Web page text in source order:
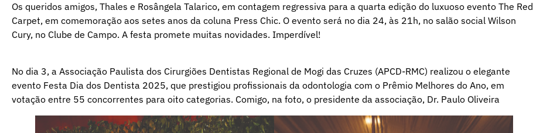
Os queridos amigos, Thales e Rosângela Talarico, em contagem regressiva para a quarta edição do luxuoso evento The Red
Carpet, em comemoração aos setes anos da coluna Press Chic. O evento será no dia 24, às 21h, no salão social Wilson
Cury, no Clube de Campo. A festa promete muitas novidades. Imperdível!
No dia 3, a Associação Paulista dos Cirurgiões Dentistas Regional de Mogi das Cruzes (APCD-RMC) realizou o elegante
evento Festa Dia dos Dentista 2025, que prestigiou profissionais da odontologia com o Prêmio Melhores do Ano, em
votação entre 55 concorrentes para oito categorias. Comigo, na foto, o presidente da associação, Dr. Paulo Oliveira